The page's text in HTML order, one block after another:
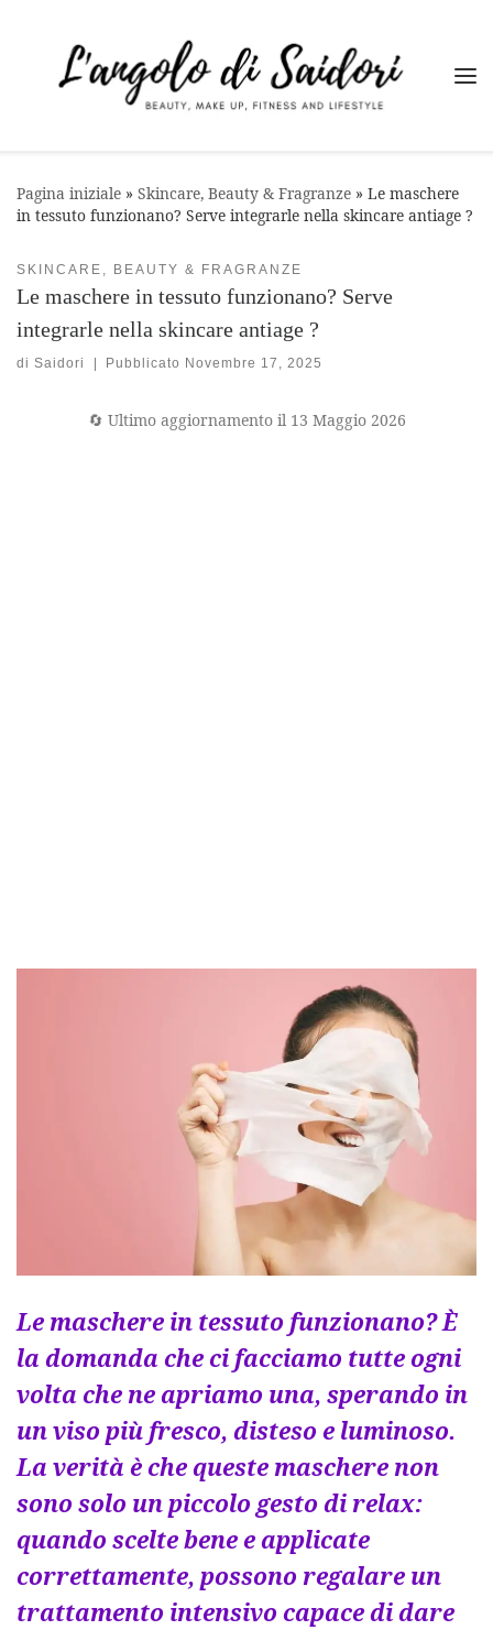
Pagina iniziale » Skincare, Beauty & Fragranze » Le maschere
in tessuto funzionano? Serve integrarle nella skincare antiage ?
SKINCARE, BEAUTY & FRAGRANZE
Le maschere in tessuto funzionano? Serve
integrarle nella skincare antiage ?
di Saidori | Pubblicato Novembre 17, 2025
🔄 Ultimo aggiornamento il 13 Maggio 2026
Le maschere in tessuto funzionano? È
la domanda che ci facciamo tutte ogni
volta che ne apriamo una, sperando in
un viso più fresco, disteso e luminoso.
La verità è che queste maschere non
sono solo un piccolo gesto di relax:
quando scelte bene e applicate
correttamente, possono regalare un
trattamento intensivo capace di dare